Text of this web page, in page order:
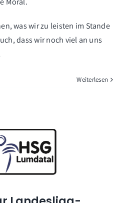
was wir zu leisten im Stande
dass wir noch viel an uns
Weiterlesen